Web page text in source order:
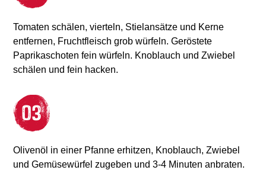
Tomaten schälen, vierteln, Stielansätze und Kerne
entfernen, Fruchtfleisch grob würfeln. Geröstete
Paprikaschoten fein würfeln. Knoblauch und Zwiebel
schälen und fein hacken.
Olivenöl in einer Pfanne erhitzen, Knoblauch, Zwiebel
und Gemüsewürfel zugeben und 3-4 Minuten anbraten.